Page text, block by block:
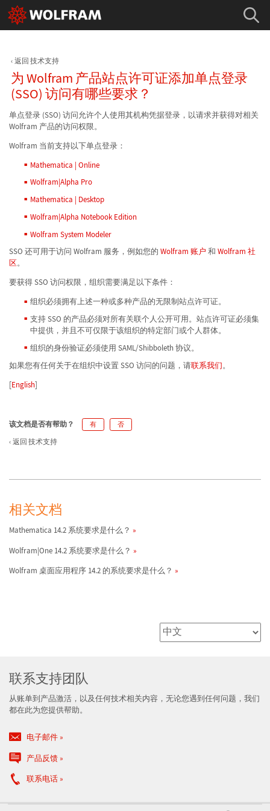
返回 技术支持
为 Wolfram 产品站点许可证添加单点登录
(SSO) 访问有哪些要求？
单点登录 (SSO) 访问允许个人使用其机构凭据登录，以请求并获得对相关
Wolfram 产品的访问权限。
Wolfram 当前支持以下单点登录：
Mathematica | Online
Wolfram|Alpha Pro
Mathematica | Desktop
Wolfram|Alpha Notebook Edition
Wolfram System Modeler
SSO 还可用于访问 Wolfram 服务，例如您的 Wolfram 账户 和 Wolfram 社
区。
要获得 SSO 访问权限，组织需要满足以下条件：
组织必须拥有上述一种或多种产品的无限制站点许可证。
支持 SSO 的产品必须对所有关联个人公开可用。站点许可证必须集
中提供，并且不可仅限于该组织的特定部门或个人群体。
组织的身份验证必须使用 SAML/Shibboleth 协议。
如果您有任何关于在组织中设置 SSO 访问的问题，请联系我们。
[English]
该文档是否有帮助？ 有 否
返回 技术支持
相关文档
Mathematica 14.2 系统要求是什么？
Wolfram|One 14.2 系统要求是什么？
Wolfram 桌面应用程序 14.2 的系统要求是什么？
联系支持团队
从账单到产品激活，以及任何技术相关内容，无论您遇到任何问题，我们
都在此为您提供帮助。
电子邮件
产品反馈
联系电话